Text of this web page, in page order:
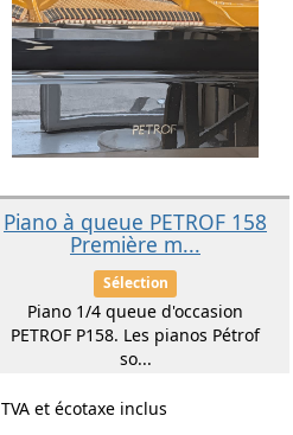
Piano à queue PETROF 158
Première m...
Sélection
Piano 1/4 queue d'occasion
PETROF P158. Les pianos Pétrof
so...
TVA et écotaxe inclus